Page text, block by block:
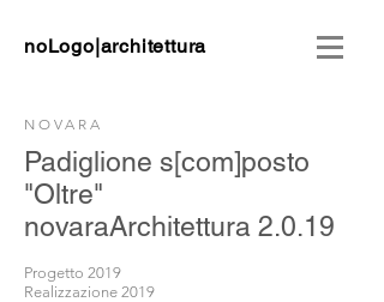
noLogo|architettura
NOVARA
Padiglione s[com]posto
"Oltre"
novaraArchitettura 2.0.19
Progetto 2019
Realizzazione 2019